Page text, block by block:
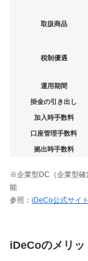
取扱商品
税制優遇
運用期間
掛金の引き出し
加入時手数料
口座管理手数料
拠出時手数料
※企業型DC（企業型確
能
参照： iDeCo公式サイト
iDeCoのメリッ